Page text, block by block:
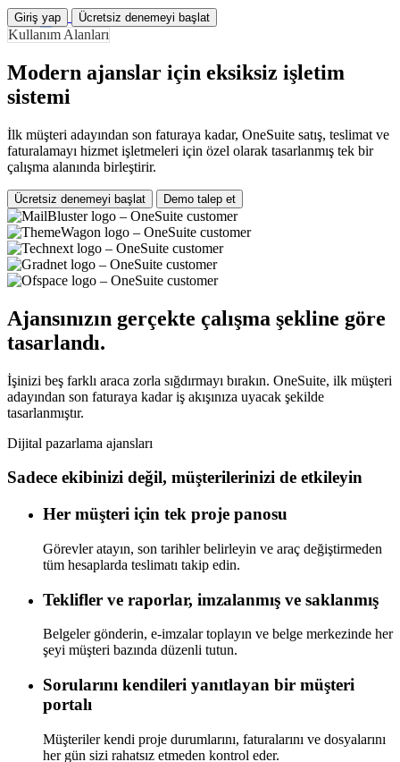
Giriş yap Ücretsiz denemeyi başlat
Kullanım Alanları
Modern ajanslar için eksiksiz işletim
sistemi
İlk müşteri adayından son faturaya kadar, OneSuite satış, teslimat ve
faturalamayı hizmet işletmeleri için özel olarak tasarlanmış tek bir
çalışma alanında birleştirir.
Ücretsiz denemeyi başlat Demo talep et
Ajansınızın gerçekte çalışma şekline göre
tasarlandı.
İşinizi beş farklı araca zorla sığdırmayı bırakın. OneSuite, ilk müşteri
adayından son faturaya kadar iş akışınıza uyacak şekilde
tasarlanmıştır.
Dijital pazarlama ajansları
Sadece ekibinizi değil, müşterilerinizi de etkileyin
Her müşteri için tek proje panosu
Görevler atayın, son tarihler belirleyin ve araç değiştirmeden
tüm hesaplarda teslimatı takip edin.
Teklifler ve raporlar, imzalanmış ve saklanmış
Belgeler gönderin, e-imzalar toplayın ve belge merkezinde her
şeyi müşteri bazında düzenli tutun.
Sorularını kendileri yanıtlayan bir müşteri
portalı
Müşteriler kendi proje durumlarını, faturalarını ve dosyalarını
her gün sizi rahatsız etmeden kontrol eder.